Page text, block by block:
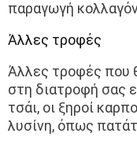
παραγωγή
Άλλες τροφές
Άλλες τροφές που
στη διατροφή σας
τσάι, οι ξηροί
λυσίνη, όπως